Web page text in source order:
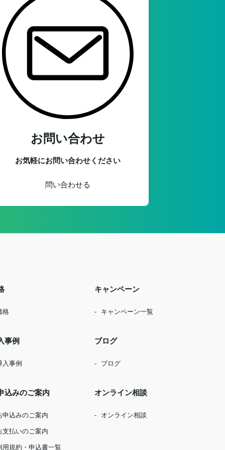
お問い合わせ
お気軽にお問い合わせください
問い合わせる
格
キャンペーン
キャンペーン一覧
事例
入事例
ブログ
ブログ
込みのご案内
申込みのご案内
支払いのご案内
用規約・申込書一覧
オンライン相談
オンライン相談